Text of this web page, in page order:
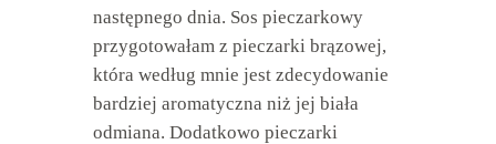
następnego dnia. Sos pieczarkowy
przygotowałam z pieczarki brązowej,
która według mnie jest zdecydowanie
bardziej aromatyczna niż jej biała
odmiana. Dodatkowo pieczarki